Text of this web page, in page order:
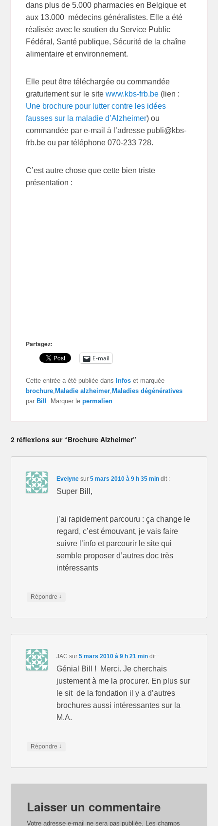
dans plus de 5.000 pharmacies en Belgique et
aux 13.000 médecins généralistes. Elle a été
réalisée avec le soutien du Service Public
Fédéral, Santé publique, Sécurité de la chaîne
alimentaire et environnement.
Elle peut être téléchargée ou commandée
gratuitement sur le sitewww.kbs-frb.be (lien :
Une brochure pour lutter contre les idées
fausses sur la maladie d’Alzheimer) ou
commandée par e-mail à l’adresse publi@kbs-
frb.be ou par téléphone 070-233 728.
C’est autre chose que cette bien triste
présentation :
Partagez:
E-mail
Cette entrée a été publiée dans Infos et marquée
brochure, Maladie alzheimer, Maladies dégénératives
par Bill . Marquer lepermalien.
2 réflexions sur “Brochure Alzheimer”
Evelyne sur5 mars 2010 à 9 h 35 min dit :
Super Bill,
j’ai rapidement parcouru : ça change le
regard, c’est émouvant, je vais faire
suivre l’info et parcourir le site qui
semble proposer d’autres doc très
intéressants
Répondre ↓
JAC sur5 mars 2010 à 9 h 21 min dit :
Génial Bill ! Merci. Je cherchais
justement à me la procurer. En plus sur
le sit de la fondation il y a d’autres
brochures aussi intéressantes sur la
M.A.
Répondre ↓
Laisser un commentaire
Votre adresse e-mail ne sera pas publiée. Les champs